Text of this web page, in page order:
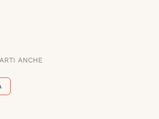
ANCHE